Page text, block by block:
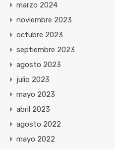
marzo 2024
noviembre 2023
octubre 2023
septiembre 2023
agosto 2023
julio 2023
mayo 2023
abril 2023
agosto 2022
mayo 2022